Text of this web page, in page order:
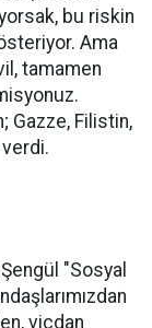
bu riskin
Ama
tamamen
Gazze, Filistin,
"Sosyal
vicdan